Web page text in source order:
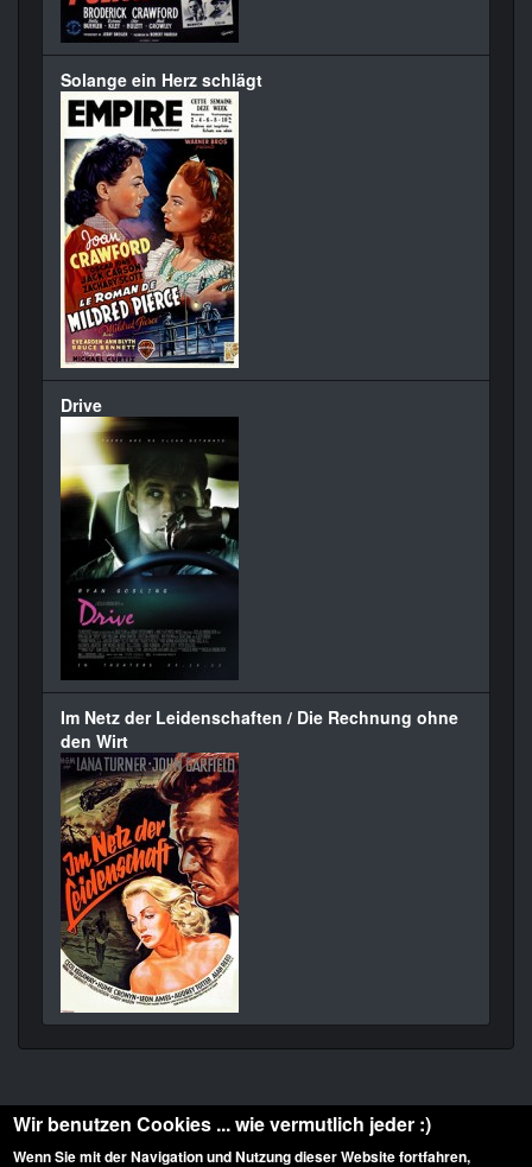
Solange ein Herz schlägt
Drive
Im Netz der Leidenschaften / Die Rechnung ohne
den Wirt
Wir benutzen Cookies ... wie vermutlich jeder :)
Wenn Sie mit der Navigation und Nutzung dieser Website fortfahren,